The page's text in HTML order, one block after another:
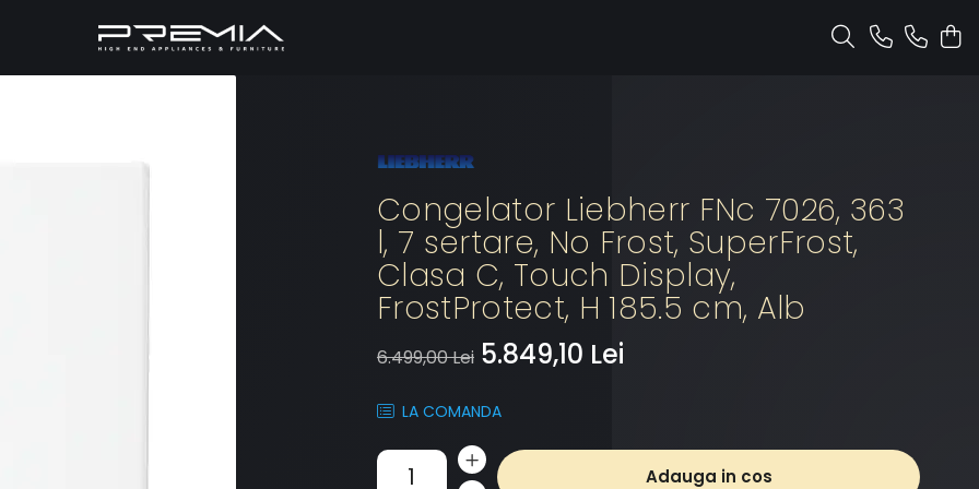
Congelator Liebherr FNc 7026, 363
l, 7 sertare, No Frost, SuperFrost,
Clasa C, Touch Display,
FrostProtect, H 185.5 cm, Alb
6.499,00 Lei 5.849,10 Lei
LA COMANDA
Adauga in cos